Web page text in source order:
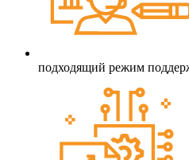
подходящий режим